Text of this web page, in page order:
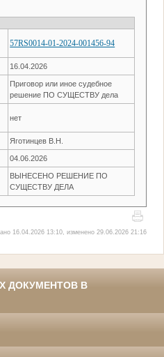
57RS0014-01-2024-001456-94
16.04.2026
Приговор или иное судебное
решение ПО СУЩЕСТВУ дела
нет
Яготинцев В.Н.
04.06.2026
ВЫНЕСЕНО РЕШЕНИЕ ПО
СУЩЕСТВУ ДЕЛА
16.04.2026 13:10, изменено 29.06.2026 21:16
ДОКУМЕНТОВ В